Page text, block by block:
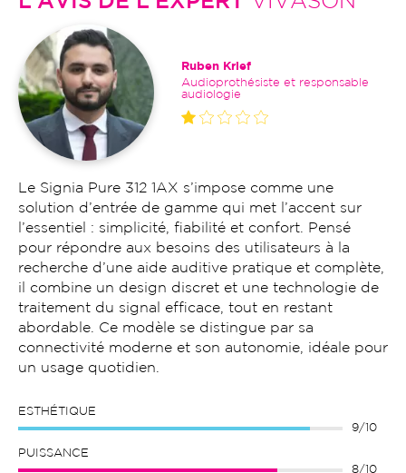
Ruben Krief
Audioprothésiste et responsable
audiologie
Le Signia Pure 312 1AX s’impose comme une
solution d’entrée de gamme qui met l’accent sur
l’essentiel : simplicité, fiabilité et confort. Pensé
pour répondre aux besoins des utilisateurs à la
recherche d’une aide auditive pratique et complète,
il combine un design discret et une technologie de
traitement du signal efficace, tout en restant
abordable. Ce modèle se distingue par sa
connectivité moderne et son autonomie, idéale pour
un usage quotidien.
ESTHÉTIQUE
9/10
PUISSANCE
8/10